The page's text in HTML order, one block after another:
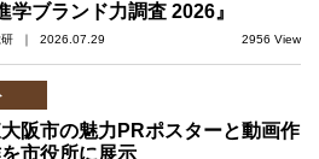
学ブランド力調査 2026』
研 ｜ 2026.07.29 2956 View
阪市の魅力PRポスターと動画作
市役所に展示